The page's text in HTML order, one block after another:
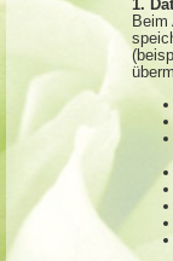
1.
Beim